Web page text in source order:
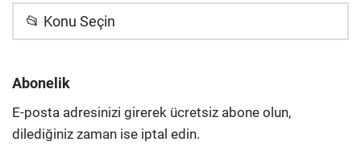
📂 Konu Seçin
Abonelik
E-posta adresinizi girerek ücretsiz abone olun,
dilediğiniz zaman ise iptal edin.